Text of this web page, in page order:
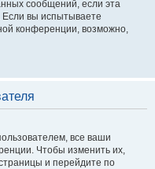
сообщений, если эта
Если вы испытываете
конференции, возможно,
все ваши
Чтобы изменить их,
и перейдите по